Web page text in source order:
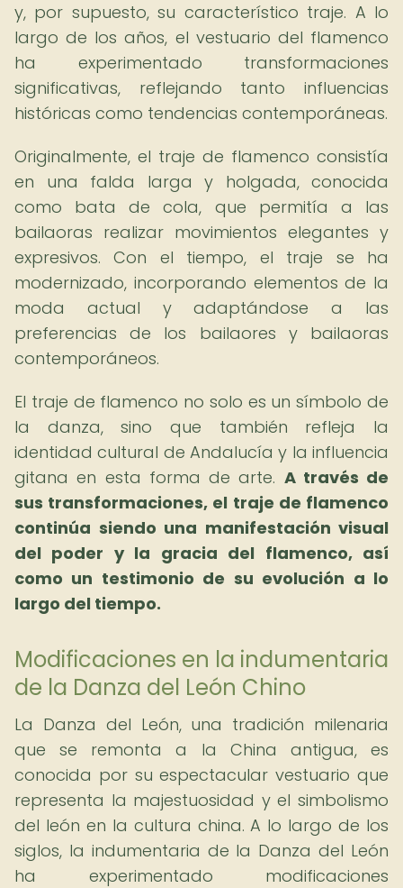
y, por supuesto, su característico traje. A lo
largo de los años, el vestuario del flamenco
ha experimentado transformaciones
significativas, reflejando tanto influencias
históricas como tendencias contemporáneas.
Originalmente, el traje de flamenco consistía
en una falda larga y holgada, conocida
como bata de cola, que permitía a las
bailaoras realizar movimientos elegantes y
expresivos. Con el tiempo, el traje se ha
modernizado, incorporando elementos de la
moda actual y adaptándose a las
preferencias de los bailaores y bailaoras
contemporáneos.
El traje de flamenco no solo es un símbolo de
la danza, sino que también refleja la
identidad cultural de Andalucía y la influencia
gitana en esta forma de arte. A través de
sus transformaciones, el traje de flamenco
continúa siendo una manifestación visual
del poder y la gracia del flamenco, así
como un testimonio de su evolución a lo
largo del tiempo.
Modificaciones en la indumentaria
de la Danza del León Chino
La Danza del León, una tradición milenaria
que se remonta a la China antigua, es
conocida por su espectacular vestuario que
representa la majestuosidad y el simbolismo
del león en la cultura china. A lo largo de los
siglos, la indumentaria de la Danza del León
ha experimentado modificaciones